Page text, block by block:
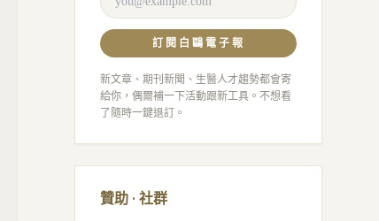
訂閱白鷗電子報
新文章、期刊新聞、生醫人才趨勢都會寄
給你，偶爾補一下活動跟新工具。不想看
了隨時一鍵退訂。
贊助 · 社群